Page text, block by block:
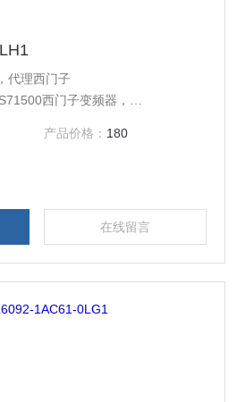
代理西门子
西门子变频器，
门子软启动器，西门子低压产品，
动，西门子楼宇，西门子工控系列
，保证*，假一罚十，质保一年。
可免费维修，
产品价格： 180
在线留言